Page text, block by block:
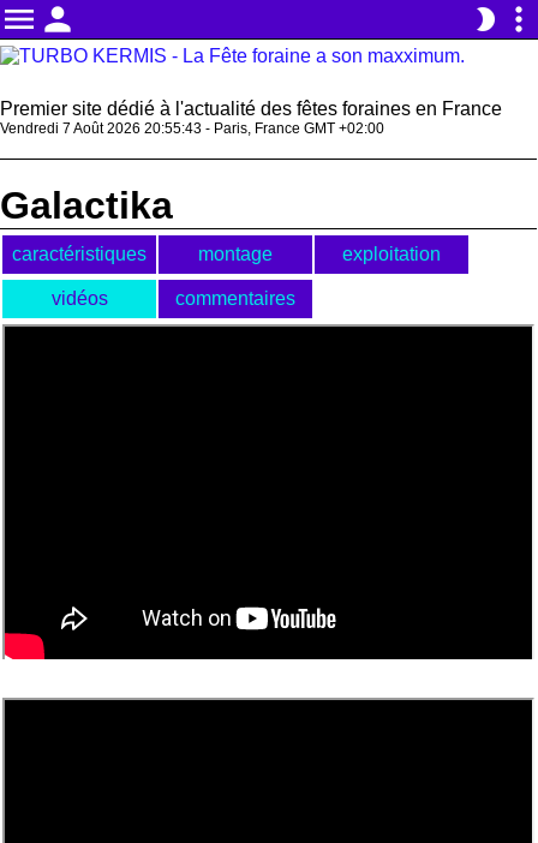
menu person brightness_2 more_vert
Premier site dédié à l'actualité des fêtes foraines en France
Vendredi 7 Août 2026 20:55:43 - Paris, France GMT +02:00
Galactika
caractéristiques montage exploitation
vidéos commentaires